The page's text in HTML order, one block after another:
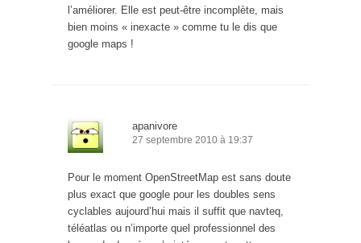
l’améliorer. Elle est peut-être incomplète, mais
bien moins « inexacte » comme tu le dis que
google maps !
apanivore
27 septembre 2010 à 19:37
Pour le moment OpenStreetMap est sans doute
plus exact que google pour les doubles sens
cyclables aujourd’hui mais il suffit que navteq,
téléatlas ou n’importe quel professionnel des